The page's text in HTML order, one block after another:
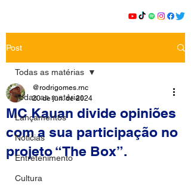
Post
Todas as matérias
Lançamentos
Notícias
Entretenimento
Cultura
Todas as matérias
MC Kauan divide opiniões
com a sua participação no
projeto “The Box”.
@rodrigomes.rnc
20 de jun. de 2024